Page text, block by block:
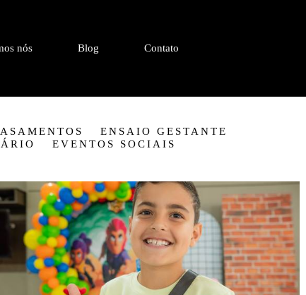
nós Blog Contato
ENSAIO GESTANTE
EVENTOS SOCIAIS